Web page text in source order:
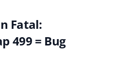
Fatal:
499 = Bug